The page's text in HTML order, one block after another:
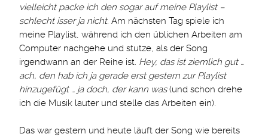
vielleicht packe ich den sogar auf meine Playlist –
schlecht isser ja nicht. Am nächsten Tag spiele ich
meine Playlist, während ich den üblichen Arbeiten am
Computer nachgehe und stutze, als der Song
irgendwann an der Reihe ist. Hey, das ist ziemlich gut …
ach, den hab ich ja gerade erst gestern zur Playlist
hinzugefügt … ja doch, der kann was(und schon drehe
ich die Musik lauter und stelle das Arbeiten ein).
Das war gestern und heute läuft der Song wie bereits